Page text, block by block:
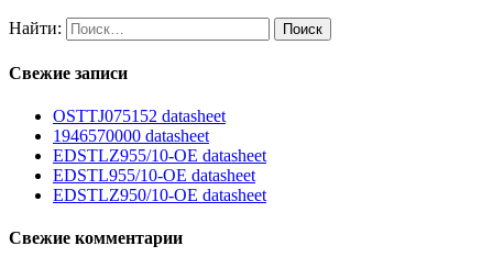
Найти:
Свежие записи
OSTTJ075152 datasheet
1946570000 datasheet
EDSTLZ955/10-OE datasheet
EDSTL955/10-OE datasheet
EDSTLZ950/10-OE datasheet
Свежие комментарии